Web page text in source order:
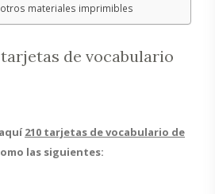
otros materiales imprimibles
de vocabulario
210 tarjetas de vocabulario de
las siguientes: